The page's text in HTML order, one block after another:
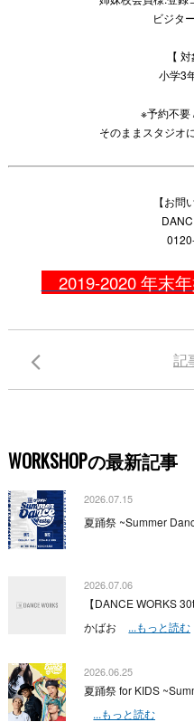
ビジタ
【
小学3
※予約不要
そのままスタジオ
【お問
2019-2020 年末
記
WORKSHOPの最新記事
2026.07.15
夏踊祭 ~Summer
2026.07.06
【DANCE WORKS
かばお
...もっと読む
2026.06.25
夏踊祭 for KIDS
...もっと読む